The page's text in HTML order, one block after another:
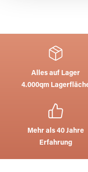
Alles auf Lager
4.000qm
Mehr als 40 Jahre
Erfahrung